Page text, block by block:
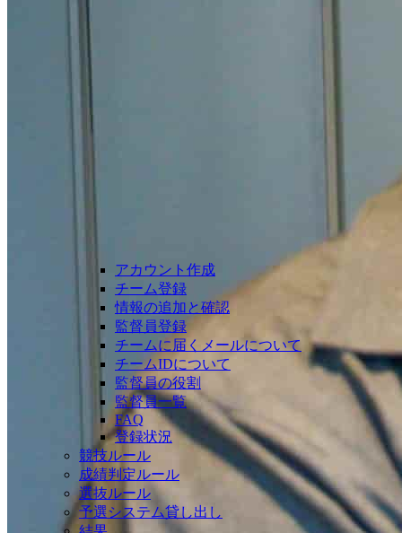
アカウント作成
チーム登録
情報の追加と確認
監督員登録
チームに届くメールについて
チームIDについて
監督員の役割
監督員一覧
FAQ
登録状況
競技ルール
成績判定ルール
選抜ルール
予選システム貸し出し